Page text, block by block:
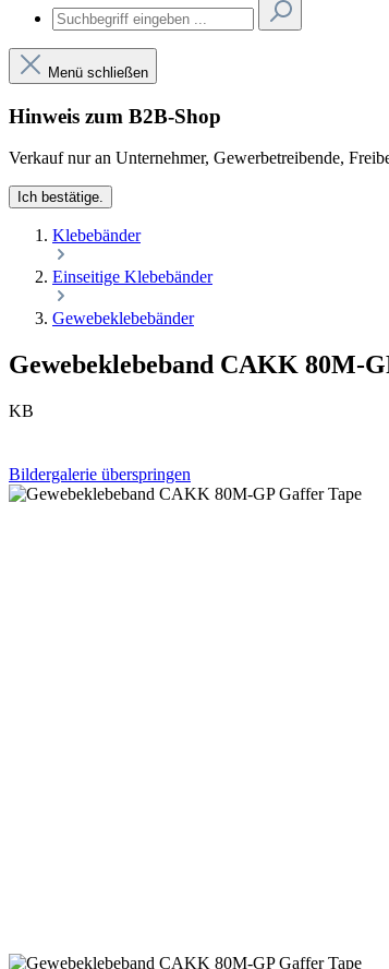
Menü schließen
Hinweis zum B2B-Shop
Verkauf nur an Unternehmer, Gewerbetreibende,
Ich bestätige.
Klebebänder
Einseitige Klebebänder
Gewebeklebebänder
Gewebeklebeband CAKK 80M-
KB
Bildergalerie überspringen